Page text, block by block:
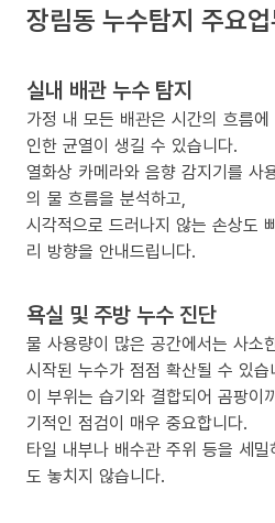
장림동 누수탐지 주요
실내 배관 누수 탐지
가정 내 모든 배관은 시간의 흐름
인한 균열이 생길 수 있습니다.
열화상 카메라와 음향 감지기를 사
의 물 흐름을 분석하고,
시각적으로 드러나지 않는 손상도
리 방향을 안내드립니다.
욕실 및 주방 누수 진단
물 사용량이 많은 공간에서는 사소
시작된 누수가 점점 확산될 수 있습
이 부위는 습기와 결합되어 곰팡이
기적인 점검이 매우 중요합니다.
타일 내부나 배수관 주위 등을 세
도 놓치지 않습니다.